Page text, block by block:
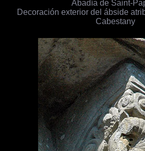
Abadía de Saint-
Decoración exterior del ábside
Cabestany